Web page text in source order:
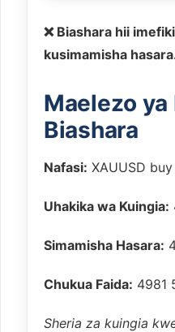
❌ Biashara hii
kusimamisha
Maelezo ya
Biashara
Nafasi: XAUUSD buy
Uhakika wa Kuingia:
Simamisha Hasara:
Chukua Faida: 4981
Sheria za kuingia